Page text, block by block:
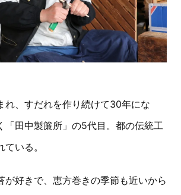
れ、すだれを作り続けて30年にな
「田中製簾所」の5代目。都の伝統工
いる。
が好きで、恵方巻きの季節も近いから